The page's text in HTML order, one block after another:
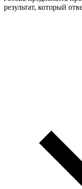
результат, который